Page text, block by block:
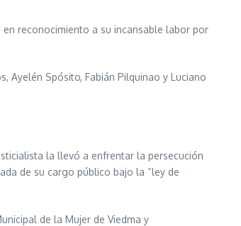
reconocimiento a su incansable labor por
Ayelén Spósito, Fabián Pilquinao y Luciano
la llevó a enfrentar la persecución
de su cargo público bajo la “ley de
de la Mujer de Viedma y